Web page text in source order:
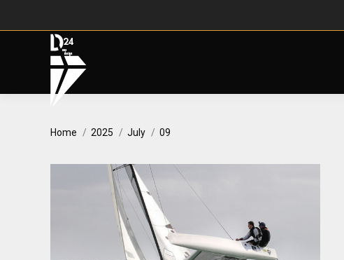
Home 2025 July 09